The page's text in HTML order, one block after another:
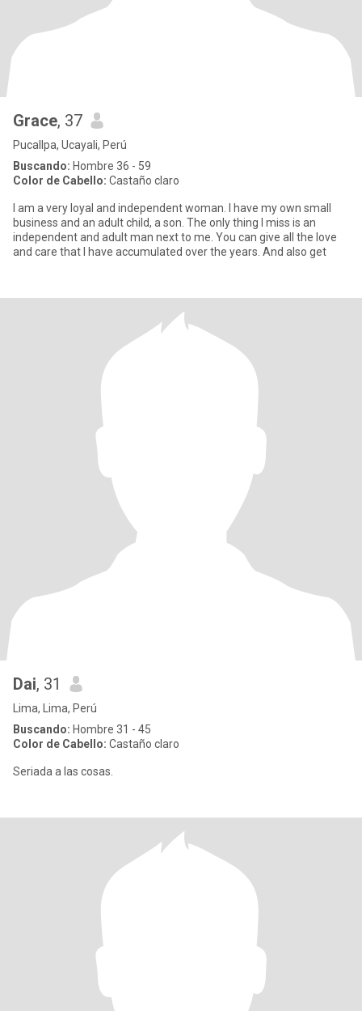
Grace, 37
Pucallpa, Ucayali, Perú
Buscando: Hombre 36 - 59
Color de Cabello: Castaño claro
I am a very loyal and independent woman. I have my own small
business and an adult child, a son. The only thing I miss is an
independent and adult man next to me. You can give all the love
and care that I have accumulated over the years. And also get
Dai, 31
Lima, Lima, Perú
Buscando: Hombre 31 - 45
Color de Cabello: Castaño claro
Seriada a las cosas.